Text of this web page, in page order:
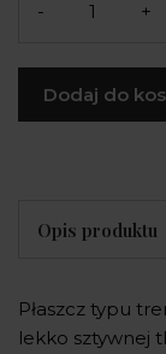
- +
Dodaj do
Opis produktu
Płaszcz typu
lekko sztywnej